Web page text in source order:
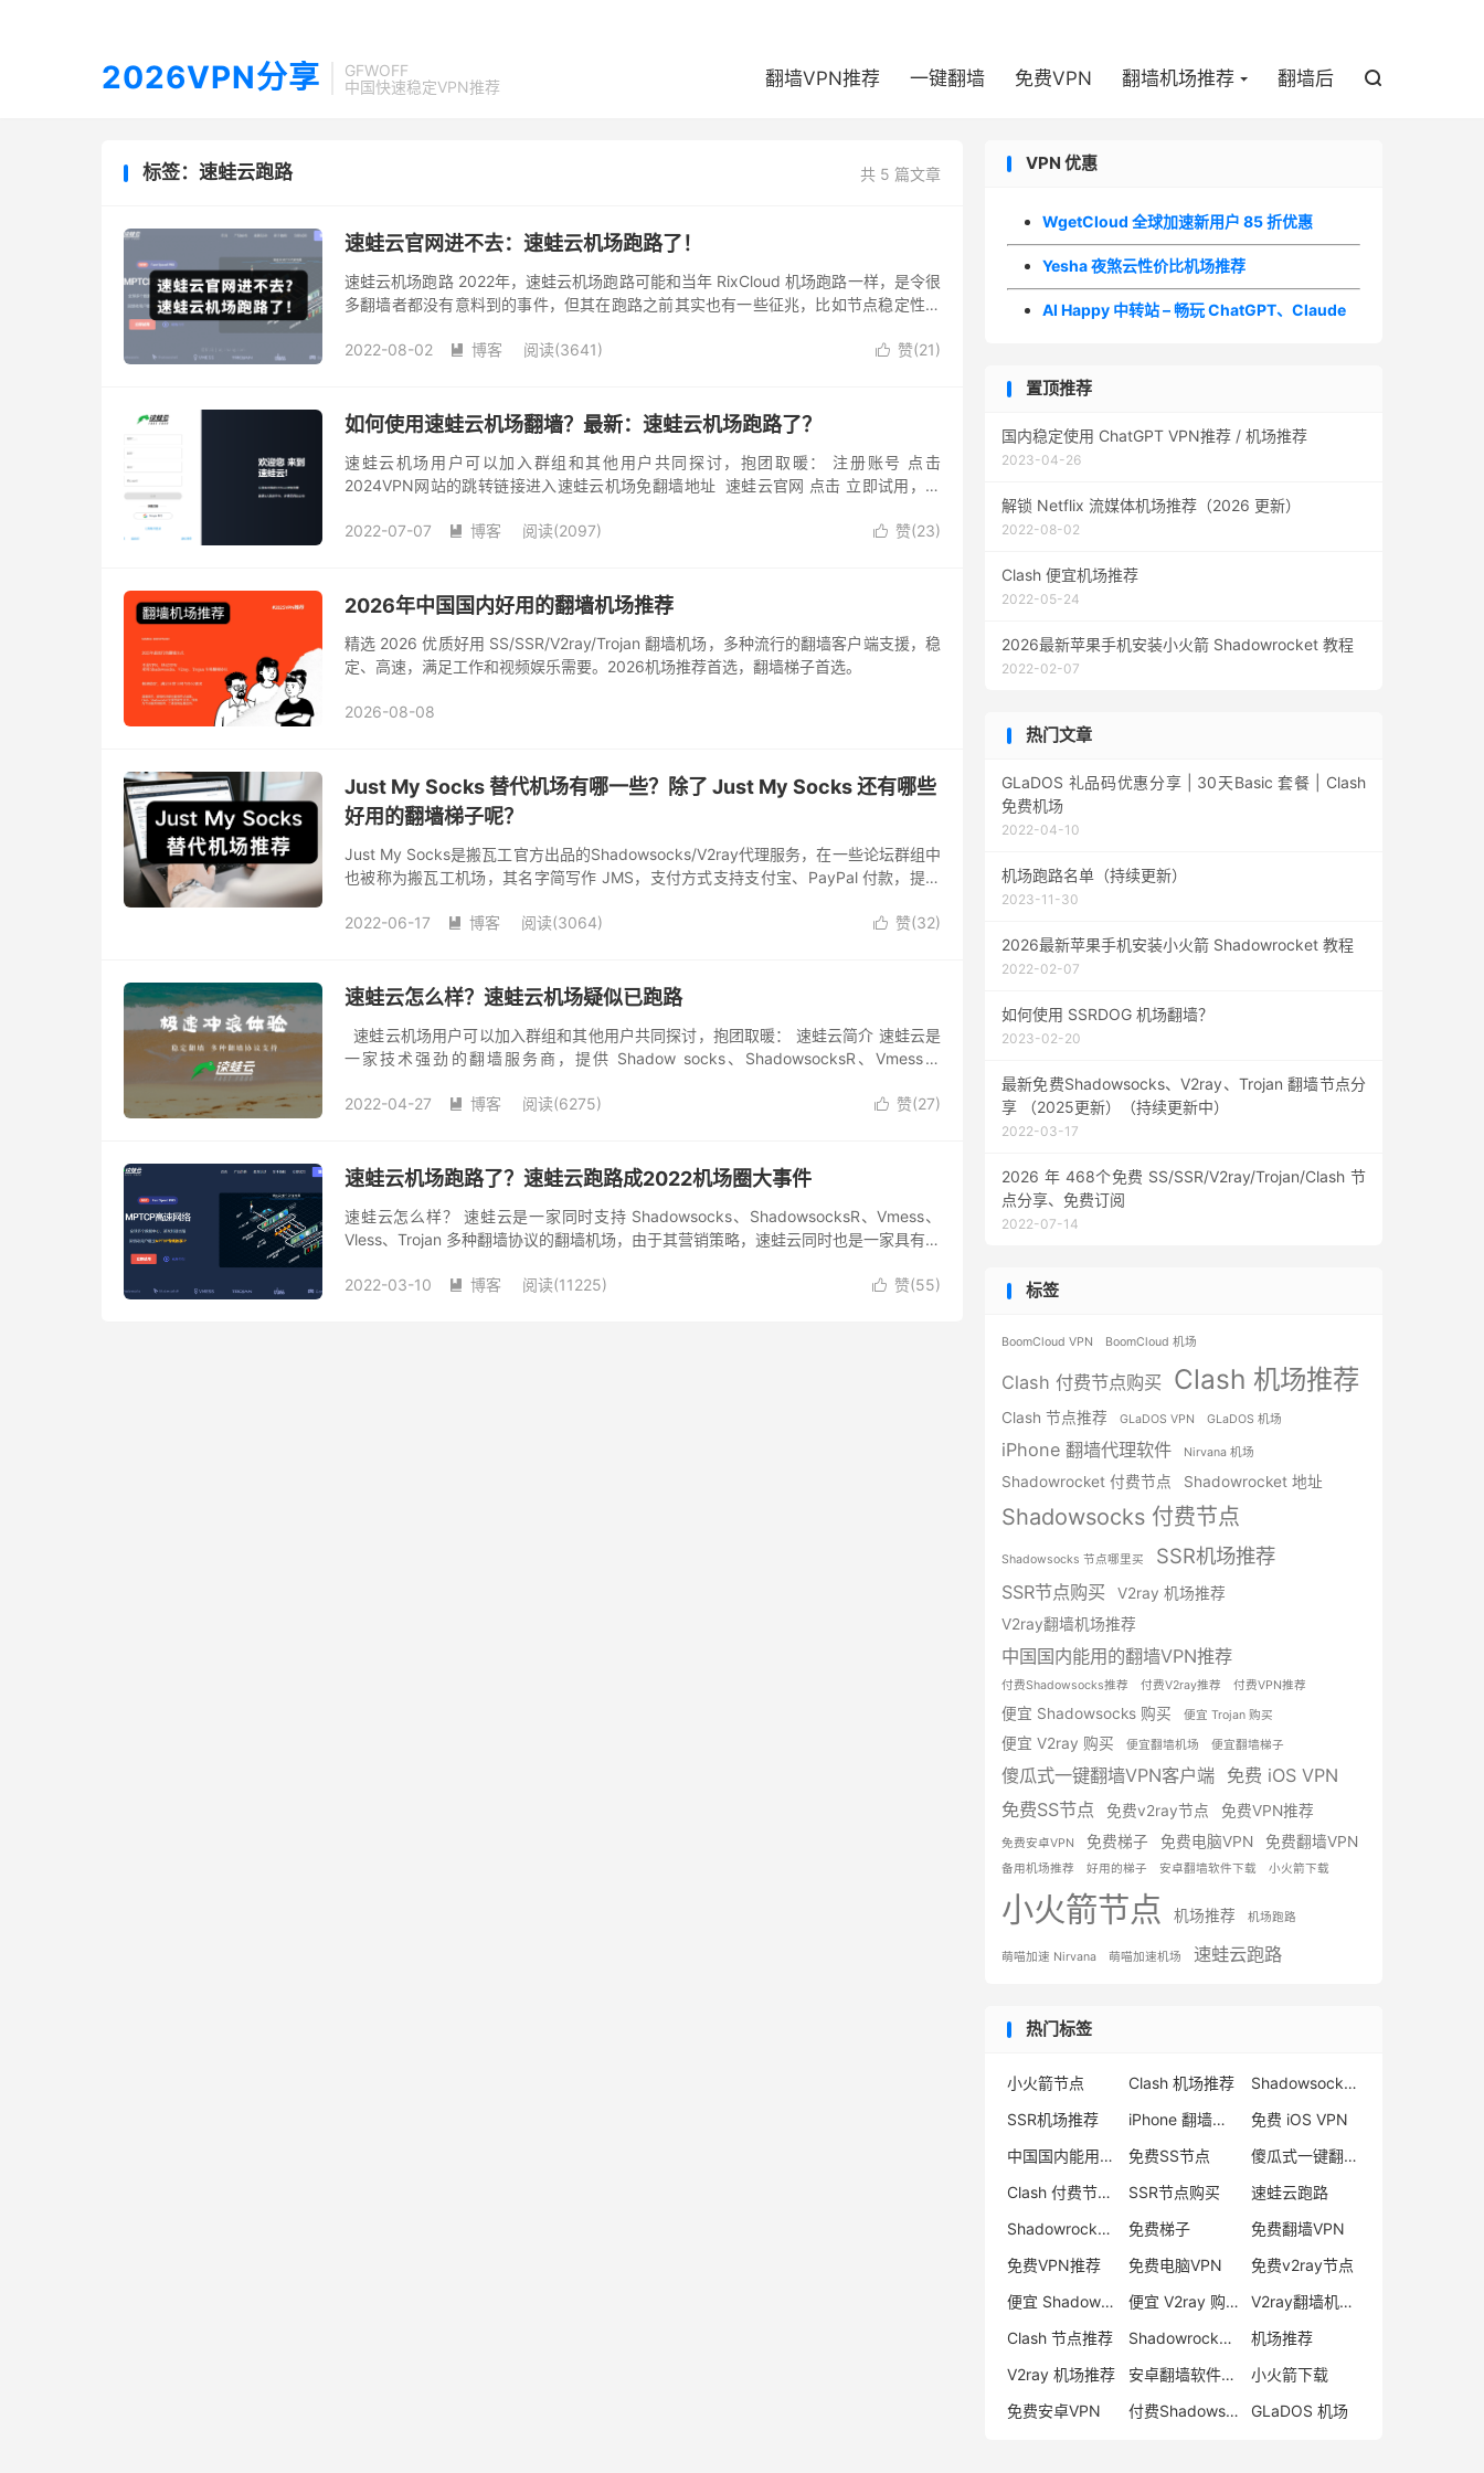
2026VPN分享
GFWOFF
中国快速稳定VPN推荐
翻墙VPN推荐 一键翻墙 免费VPN 翻墙机场推荐 翻墙后 
共 5 篇文章
标签：速蛙云跑路
速蛙云官网进不去：速蛙云机场跑路了！
速蛙云机场跑路 2022年，速蛙云机场跑路可能和当年 RixCloud 机场跑路一样，是令很
多翻墙者都没有意料到的事件，但其在跑路之前其实也有一些征兆，比如节点稳定性大
 赞(21)
2022-08-02  博客 阅读(3641)
如何使用速蛙云机场翻墙？最新：速蛙云机场跑路了？
速蛙云机场用户可以加入群组和其他用户共同探讨，抱团取暖： 注册账号 点击
2024VPN网站的跳转链接进入速蛙云机场免翻墙地址 速蛙云官网 点击 立即试用，填
面板...
 赞(23)
2022-07-07  博客 阅读(2097)
2026年中国国内好用的翻墙机场推荐
精选 2026 优质好用 SS/SSR/V2ray/Trojan 翻墙机场，多种流行的翻墙客户端支援，稳
定、高速，满足工作和视频娱乐需要。2026机场推荐首选，翻墙梯子首选。
2026-08-08
Just My Socks 替代机场有哪一些？除了 Just My Socks 还有哪些
好用的翻墙梯子呢？
Just My Socks是搬瓦工官方出品的Shadowsocks/V2ray代理服务，在一些论坛群组中
也被称为搬瓦工机场，其名字简写作 JMS，支付方式支持支付宝、PayPal 付款，提供
 赞(32)
2022-06-17  博客 阅读(3064)
速蛙云怎么样？速蛙云机场疑似已跑路
速蛙云机场用户可以加入群组和其他用户共同探讨，抱团取暖： 速蛙云简介 速蛙云是
一家技术强劲的翻墙服务商，提供 Shadow socks、ShadowsocksR、Vmess、
 赞(27)
2022-04-27  博客 阅读(6275)
速蛙云机场跑路了？速蛙云跑路成2022机场圈大事件
速蛙云怎么样？ 速蛙云是一家同时支持 Shadowsocks、ShadowsocksR、Vmess、
Vless、Trojan 多种翻墙协议的翻墙机场，由于其营销策略，速蛙云同时也是一家具有争
 赞(55)
2022-03-10  博客 阅读(11225)
VPN 优惠
WgetCloud 全球加速新用户 85 折优惠
Yesha 夜煞云性价比机场推荐
AI Happy 中转站 – 畅玩 ChatGPT、Claude
置顶推荐
国内稳定使用 ChatGPT VPN推荐 / 机场推荐
2023-04-26
解锁 Netflix 流媒体机场推荐（2026 更新）
2022-08-02
Clash 便宜机场推荐
2022-05-24
2026最新苹果手机安装小火箭 Shadowrocket 教程
2022-02-07
热门文章
GLaDOS 礼品码优惠分享 | 30天Basic 套餐 | Clash
免费机场
2022-04-10
机场跑路名单（持续更新）
2023-11-30
2026最新苹果手机安装小火箭 Shadowrocket 教程
2022-02-07
如何使用 SSRDOG 机场翻墙？
2023-02-20
最新免费Shadowsocks、V2ray、Trojan 翻墙节点分
享 （2025更新）（持续更新中）
2022-03-17
2026 年 468个免费 SS/SSR/V2ray/Trojan/Clash 节
点分享、免费订阅
2022-07-14
标签
BoomCloud VPN BoomCloud 机场
Clash 付费节点购买 Clash 机场推荐
Clash 节点推荐 GLaDOS VPN GLaDOS 机场
iPhone 翻墙代理软件 Nirvana 机场
Shadowrocket 付费节点 Shadowrocket 地址
Shadowsocks 付费节点
Shadowsocks 节点哪里买 SSR机场推荐
SSR节点购买
V2ray 机场推荐
V2ray翻墙机场推荐
中国国内能用的翻墙VPN推荐
付费Shadowsocks推荐 付费V2ray推荐 付费VPN推荐
便宜 Shadowsocks 购买 便宜 Trojan 购买
便宜 V2ray 购买 便宜翻墙机场 便宜翻墙梯子
傻瓜式一键翻墙VPN客户端 免费 iOS VPN
免费SS节点
免费v2ray节点 免费VPN推荐
免费安卓VPN 免费梯子 免费电脑VPN 免费翻墙VPN
备用机场推荐 好用的梯子 安卓翻墙软件下载 小火箭下载
小火箭节点 机场推荐 机场跑路
萌喵加速 Nirvana 萌喵加速机场 速蛙云跑路
热门标签
小火箭节点 Clash 机场推荐
Shadowsocks 付费节点
SSR机场推荐
iPhone 翻墙代理软件
免费 iOS VPN
中国国内能用的翻墙VPN推荐
免费SS节点
傻瓜式一键翻墙VPN客户端
Clash 付费节点购买
SSR节点购买
速蛙云跑路
Shadowrocket 地址
免费梯子
免费翻墙VPN
免费VPN推荐
免费电脑VPN
免费v2ray节点
便宜 Shadowsocks 购买
便宜 V2ray 购买
V2ray翻墙机场推荐
Clash 节点推荐
Shadowrocket 付费节点
机场推荐
V2ray 机场推荐
安卓翻墙软件下载
小火箭下载
免费安卓VPN
付费Shadowsocks推荐 GLaDOS 机场